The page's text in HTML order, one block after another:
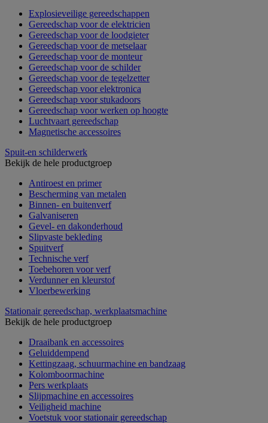
Explosieveilige gereedschappen
Gereedschap voor de elektricien
Gereedschap voor de loodgieter
Gereedschap voor de metselaar
Gereedschap voor de monteur
Gereedschap voor de schilder
Gereedschap voor de tegelzetter
Gereedschap voor elektronica
Gereedschap voor stukadoors
Gereedschap voor werken op hoogte
Luchtvaart gereedschap
Magnetische accessoires
Spuit-en schilderwerk
Bekijk de hele productgroep
Antiroest en primer
Bescherming van metalen
Binnen- en buitenverf
Galvaniseren
Gevel- en dakonderhoud
Slipvaste bekleding
Spuitverf
Technische verf
Toebehoren voor verf
Verdunner en kleurstof
Vloerbewerking
Stationair gereedschap, werkplaatsmachine
Bekijk de hele productgroep
Draaibank en accessoires
Geluiddempend
Kettingzaag, schuurmachine en bandzaag
Kolomboormachine
Pers werkplaats
Slijpmachine en accessoires
Veiligheid machine
Voetstuk voor stationair gereedschap